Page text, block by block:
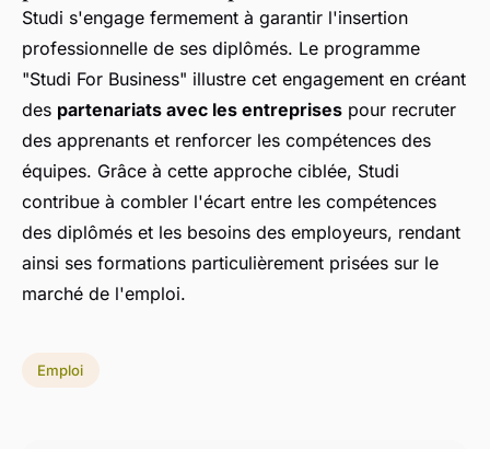
Studi s'engage fermement à garantir l'insertion
professionnelle de ses diplômés. Le programme
"Studi For Business" illustre cet engagement en créant
des partenariats avec les entreprises pour recruter
des apprenants et renforcer les compétences des
équipes. Grâce à cette approche ciblée, Studi
contribue à combler l'écart entre les compétences
des diplômés et les besoins des employeurs, rendant
ainsi ses formations particulièrement prisées sur le
marché de l'emploi.
Emploi